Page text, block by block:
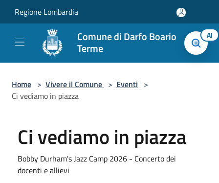
Regione Lombardia
Comune di Darfo Boario
Terme
AI
Home > Vivere il Comune > Eventi >
Ci vediamo in piazza
Ci vediamo in piazza
Bobby Durham's Jazz Camp 2026 - Concerto dei
docenti e allievi